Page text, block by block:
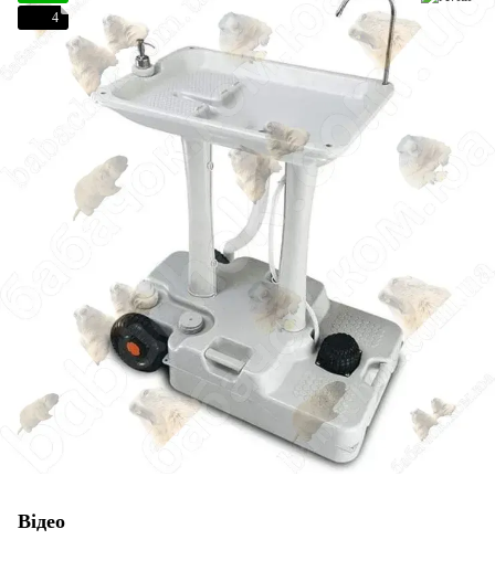
4
Відео